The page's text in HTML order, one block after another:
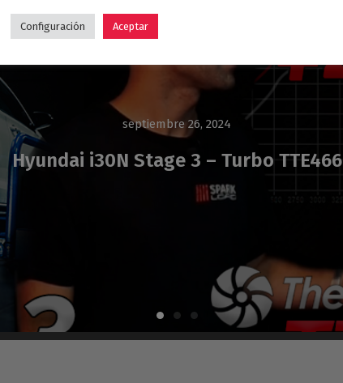
septiembre 26, 2024
Hyundai i30N Stage 3 – Turbo TTE466
Configuración Aceptar